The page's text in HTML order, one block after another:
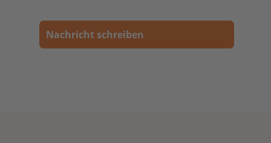
Nachricht schreiben